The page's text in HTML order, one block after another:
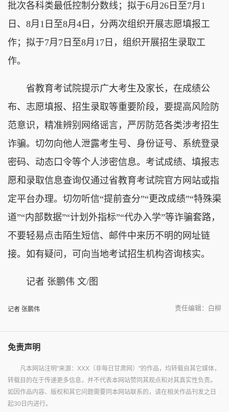
批次各科类最低控制分数线；拟于6月26日至7月1
日、8月1日至8月4日，分两次组织开展志愿填报工
作；拟于7月7日至8月17日，组织开展招生录取工
作。
省教育考试院提示广大考生及家长，在成绩公
布、志愿填报、招生录取等重要阶段，要提高风险防
范意识，精准辨别网络谣言，严厉防范各类涉考招生
诈骗。切勿向他人泄露考生号、身份证号、系统登录
密码、动态口令等个人涉密信息。考试成绩、填报志
愿和录取信息查询仅通过省教育考试院官方网站或指
定平台办理。切勿听信“提前查分”“更改成绩”“特殊渠
道”“内部数据”“计划外指标”“代办入学”等诈骗套路，
不要轻易点击陌生短信、邮件中来历不明的网址链
接。如有疑问，可向当地考试招生机构咨询核实。
记者 张鹏伟 文/图
记者 张鹏伟 责任编辑：白柳
免责声明
凡本网站注明"来源：XXX（非每日甘肃网）"的作品，均转载自其它媒体，
转载目的在于传递更多信息，并不代表本网站赞同其观点和对其真实性负责。
如因作品内容、版权和其它问题需要同本网站联系的，请在相关作品刊发之日
起30日内进行。